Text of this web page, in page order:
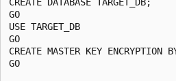
GO
USE TARGET_DB
GO
CREATE MASTER KEY
GO